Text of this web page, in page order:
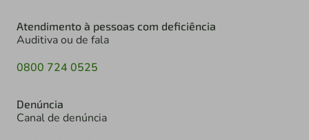
Atendimento à pessoas com deficiência
Auditiva ou de fala
0800 724 0525
Denúncia
Canal de denúncia